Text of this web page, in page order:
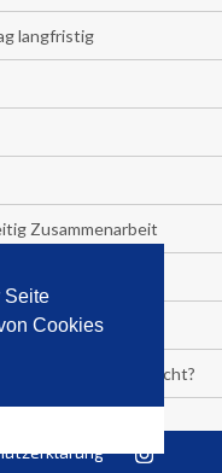
Seite
Cookies
langfristig
Zusammenarbeit
seit 2013 vervierfacht?